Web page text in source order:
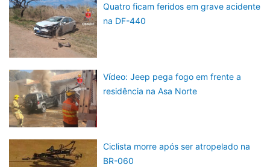
Quatro ficam feridos em grave acidente
na DF-440
Vídeo: Jeep pega fogo em frente a
residência na Asa Norte
Ciclista morre após ser atropelado na
BR-060